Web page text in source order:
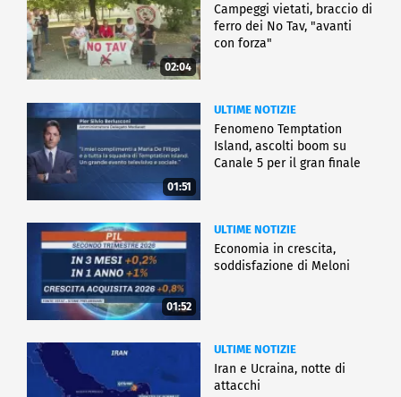
02:04
Campeggi vietati, braccio di
ferro dei No Tav, "avanti
con forza"
01:51
ULTIME NOTIZIE
Fenomeno Temptation
Island, ascolti boom su
Canale 5 per il gran finale
01:52
ULTIME NOTIZIE
Economia in crescita,
soddisfazione di Meloni
ULTIME NOTIZIE
Iran e Ucraina, notte di
attacchi